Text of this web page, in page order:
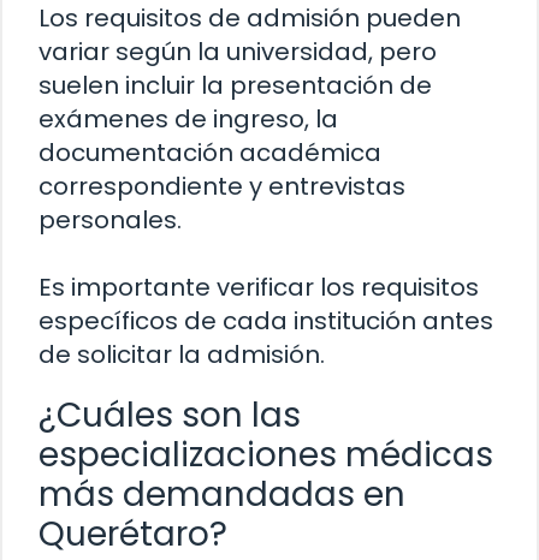
Los requisitos de admisión pueden
variar según la universidad, pero
suelen incluir la presentación de
exámenes de ingreso, la
documentación académica
correspondiente y entrevistas
personales.
Es importante verificar los requisitos
específicos de cada institución antes
de solicitar la admisión.
¿Cuáles son las
especializaciones médicas
más demandadas en
Querétaro?